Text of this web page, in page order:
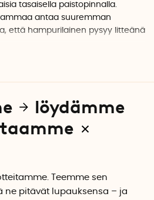
tasaisella paistopinnalla.
antaa suuremman
että hampurilainen pysyy litteänä
Kaikki, mikä hyötyy
kanssa, saa
suunniteltu muotoilu
muotoillaan yhdestä palasta
Tämä antaa sekä
Teemme sen
ne pitävät lupauksensa – ja
löydämme